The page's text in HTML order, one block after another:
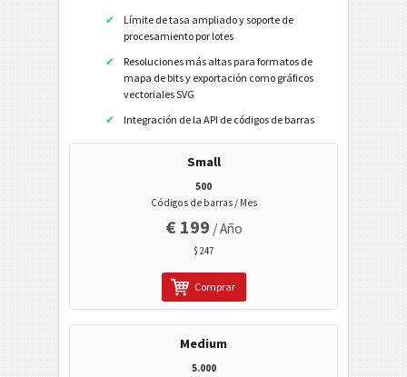
EAN / UPC
Códigos 2D
Códigos GS1 2D
Banca electrónica / SEPA
Mobile Tagging
Códigos de sanidad
Límite de tasa ampliado y soporte de
procesamiento por lotes
Resoluciones más altas para formatos de
mapa de bits y exportación como gráficos
vectoriales SVG
Integración de la API de códigos de barras
Small
500
Códigos de barras / Mes
€ 199 / Año
$ 247
Comprar
Medium
5.000